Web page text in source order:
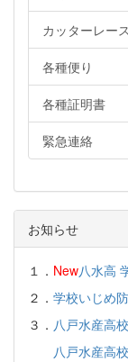
カッターレー
各種便り
各種証明書
緊急連絡
お知らせ
１． New八水高
２． 学校いじめ
３． 八戸水産高
八戸水産高